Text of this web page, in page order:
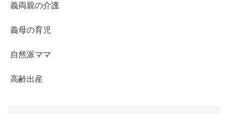
義両親の介護
義母の育児
自然派ママ
高齢出産